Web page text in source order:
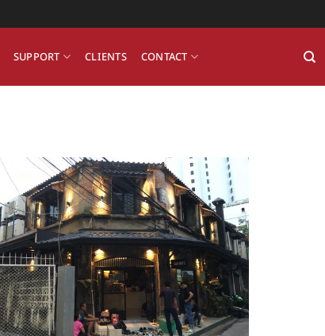
SUPPORT CLIENTS CONTACT